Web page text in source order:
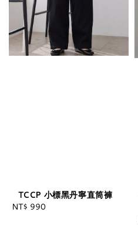
TCCP 小標黑丹寧直筒褲
Regular
NT$ 990